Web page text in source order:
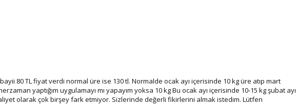
80 TL fiyat verdi normal üre ise 130 tl. Normalde ocak ayı içerisinde 10 kg üre atıp mart
yaptığım uygulamayı mı yapayım yoksa 10 kg Bu ocak ayı içerisinde 10-15 kg şubat ayı
olarak çok birşey fark etmiyor. Sizlerinde değerli fikirlerini almak istedim. Lütfen